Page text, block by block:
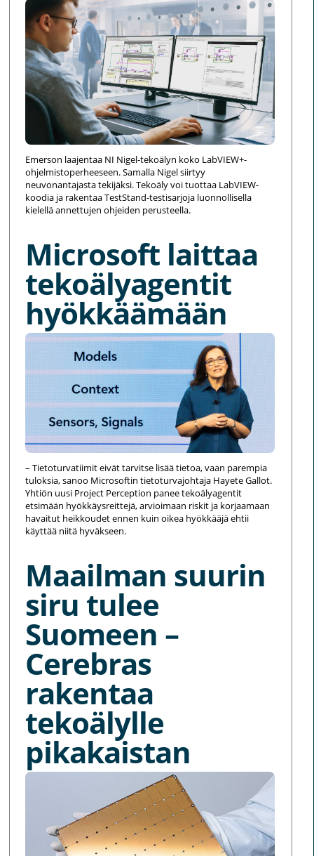
Emerson laajentaa NI Nigel-tekoälyn koko LabVIEW+-
ohjelmistoperheeseen. Samalla Nigel siirtyy
neuvonantajasta tekijäksi. Tekoäly voi tuottaa LabVIEW-
koodia ja rakentaa TestStand-testisarjoja luonnollisella
kielellä annettujen ohjeiden perusteella.
Microsoft laittaa
tekoälyagentit
hyökkäämään
– Tietoturvatiimit eivät tarvitse lisää tietoa, vaan parempia
tuloksia, sanoo Microsoftin tietoturvajohtaja Hayete Gallot.
Yhtiön uusi Project Perception panee tekoälyagentit
etsimään hyökkäysreittejä, arvioimaan riskit ja korjaamaan
havaitut heikkoudet ennen kuin oikea hyökkääjä ehtii
käyttää niitä hyväkseen.
Maailman suurin
siru tulee
Suomeen –
Cerebras
rakentaa
tekoälylle
pikakaistan